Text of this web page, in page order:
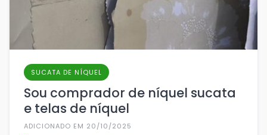
SUCATA DE NÍQUEL
Sou comprador de níquel sucata
e telas de níquel
ADICIONADO EM 20/10/2025